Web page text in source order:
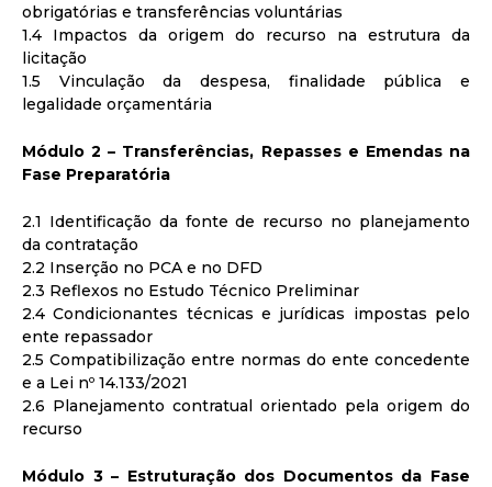
obrigatórias e transferências voluntárias
1.4 Impactos da origem do recurso na estrutura da
licitação
1.5 Vinculação da despesa, finalidade pública e
legalidade orçamentária
Módulo 2 – Transferências, Repasses e Emendas na
Fase Preparatória
2.1 Identificação da fonte de recurso no planejamento
da contratação
2.2 Inserção no PCA e no DFD
2.3 Reflexos no Estudo Técnico Preliminar
2.4 Condicionantes técnicas e jurídicas impostas pelo
ente repassador
2.5 Compatibilização entre normas do ente concedente
e a Lei nº 14.133/2021
2.6 Planejamento contratual orientado pela origem do
recurso
Módulo 3 – Estruturação dos Documentos da Fase